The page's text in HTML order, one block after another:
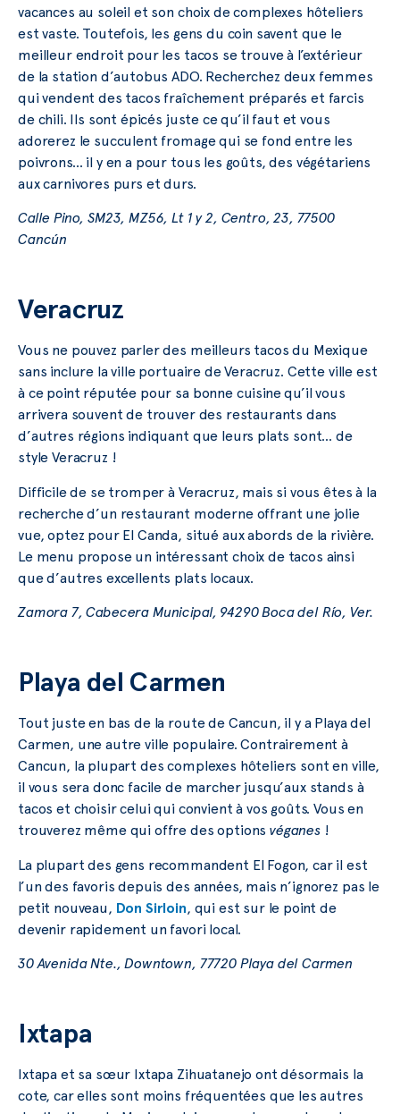
vacances au soleil et son choix de complexes hôteliers
est vaste. Toutefois, les gens du coin savent que le
meilleur endroit pour les tacos se trouve à l’extérieur
de la station d’autobus ADO. Recherchez deux femmes
qui vendent des tacos fraîchement préparés et farcis
de chili. Ils sont épicés juste ce qu’il faut et vous
adorerez le succulent fromage qui se fond entre les
poivrons… il y en a pour tous les goûts, des végétariens
aux carnivores purs et durs.
Calle Pino, SM23, MZ56, Lt 1 y 2, Centro, 23, 77500
Cancún
Veracruz
Vous ne pouvez parler des meilleurs tacos du Mexique
sans inclure la ville portuaire de Veracruz. Cette ville est
à ce point réputée pour sa bonne cuisine qu’il vous
arrivera souvent de trouver des restaurants dans
d’autres régions indiquant que leurs plats sont… de
style Veracruz !
Difficile de se tromper à Veracruz, mais si vous êtes à la
recherche d’un restaurant moderne offrant une jolie
vue, optez pour El Canda, situé aux abords de la rivière.
Le menu propose un intéressant choix de tacos ainsi
que d’autres excellents plats locaux.
Zamora 7, Cabecera Municipal, 94290 Boca del Río, Ver.
Playa del Carmen
Tout juste en bas de la route de Cancun, il y a Playa del
Carmen, une autre ville populaire. Contrairement à
Cancun, la plupart des complexes hôteliers sont en ville,
il vous sera donc facile de marcher jusqu’aux stands à
tacos et choisir celui qui convient à vos goûts. Vous en
trouverez même qui offre des optionsvéganes!
La plupart des gens recommandent El Fogon, car il est
l’un des favoris depuis des années, mais n’ignorez pas le
petit nouveau, Don Sirloin, qui est sur le point de
devenir rapidement un favori local.
30 Avenida Nte., Downtown, 77720 Playa del Carmen
Ixtapa
Ixtapa et sa sœur Ixtapa Zihuatanejo ont désormais la
cote, car elles sont moins fréquentées que les autres